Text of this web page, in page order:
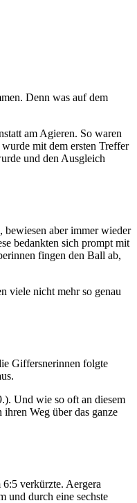
Denn was auf dem
am Agieren. So waren
mit dem ersten Treffer
und den Ausgleich
bewiesen aber immer wieder
bedankten sich prompt mit
fingen den Ball ab,
viele nicht mehr so genau
Giffersnerinnen folgte
Und wie so oft an diesem
Weg über das ganze
verkürzte. Aergera
und durch eine sechste